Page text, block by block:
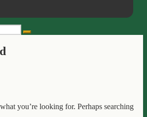
Search
you’re looking for. Perhaps searching